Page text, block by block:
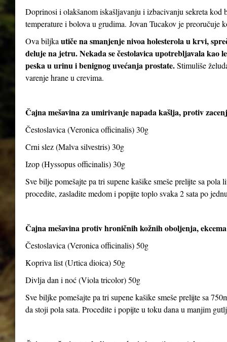
Doprinosi i olakšanom iskašljavanju i izbacivanju sekreta kod
temperature i bolova u grudima. Jovan Tucakov je preoručuje
Ova biljka utiče na smanjenje nivoa holesterola u krvi,
deluje na jetru. Nekada se čestolavica upotrebljavala kao
peska u urinu i benignog uvećanja prostate.Stimuliše
varenje hrane u crevima.
Čajna mešavina za umirivanje napada kašlja, protiv
Čestoslavica (Veronica officinalis) 30g
Crni slez (Malva silvestris) 30g
Izop (Hyssopus officinalis) 30g
Sve bilje pomešajte pa tri supene kašike smeše prelijte sa
procedite, zasladite medom i popijte toplo svaka 2 sata po
Čajna mešavina protiv hroničnih kožnih oboljenja,
Čestoslavica (Veronica officinalis) 50g
Kopriva list (Urtica dioica) 50g
Divlja dan i noć (Viola tricolor) 50g
Sve biljke pomešajte pa tri supene kašike smeše prelijte sa
da stoji pola sata. Procedite i popijte u toku dana u manjim